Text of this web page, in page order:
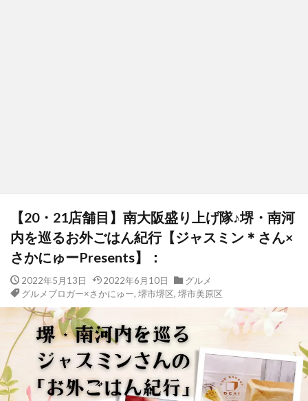
【20・21店舗目】南大阪盛り上げ隊♪堺・南河
内を巡るお外ごはん紀行【ジャスミン＊さん×
さかにゅーPresents】：
2022年5月13日 2022年6月10日
グルメ
グルメブロガー×さかにゅー, 堺市堺区, 堺市美原区